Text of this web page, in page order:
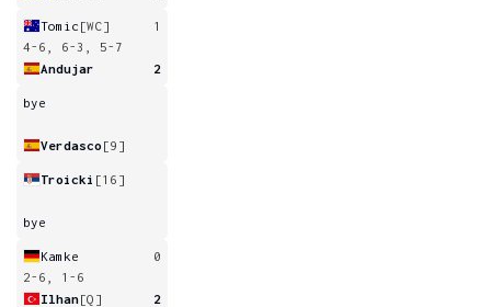
Tomic [WC]
1
4-6, 6-3, 5-7
Andujar
2
bye
Verdasco [9]
Troicki [16]
bye
Kamke
0
2-6, 1-6
Ilhan[Q] 2